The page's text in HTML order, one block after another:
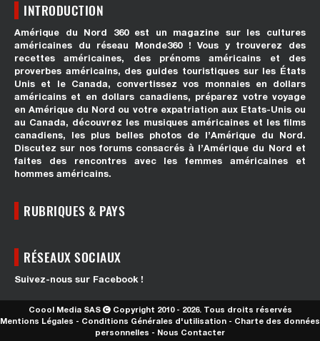
INTRODUCTION
Amérique du Nord 360 est un magazine sur les cultures
américaines du réseau Monde360 ! Vous y trouverez des
recettes américaines, des prénoms américains et des
proverbes américains, des guides touristiques sur les États
Unis et le Canada, convertissez vos monnaies en dollars
américains et en dollars canadiens, préparez votre voyage
en Amérique du Nord ou votre expatriation aux Etats-Unis ou
au Canada, découvrez les musiques américaines et les films
canadiens, les plus belles photos de l’Amérique du Nord.
Discutez sur nos forums consacrés à l’Amérique du Nord et
faites des rencontres avec les femmes américaines et
hommes américains.
RUBRIQUES & PAYS
RÉSEAUX SOCIAUX
Suivez-nous sur Facebook !
Coool Media SAS
Copyright 2010 - 2026. Tous droits réservés
Mentions Légales - Conditions Générales d'utilisation - Charte des données
personnelles - Nous Contacter